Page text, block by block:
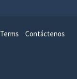
Terms
Contáctenos